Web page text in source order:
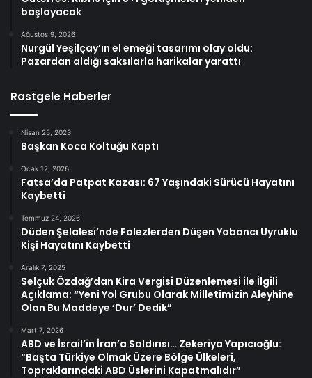
başlayacak
Ağustos 9, 2026
Nurgül Yeşilçay’ın el emeği tasarımı olay oldu:
Pazardan aldığı saksılarla harikalar yarattı
Rastgele Haberler
Nisan 25, 2023
Başkan Koca Koltuğu Kaptı
Ocak 12, 2026
Fatsa’da Patpat Kazası: 67 Yaşındaki Sürücü Hayatını
Kaybetti
Temmuz 24, 2026
Düden Şelalesi’nde Falezlerden Düşen Yabancı Uyruklu
Kişi Hayatını Kaybetti
Aralık 7, 2025
Selçuk Özdağ’dan Kira Vergisi Düzenlemesi ile İlgili
Açıklama: “Yeni Yol Grubu Olarak Milletimizin Aleyhine
Olan Bu Maddeye ‘Dur’ Dedik”
Mart 7, 2026
ABD ve İsrail’in İran’a Saldırısı… Zekeriya Yapıcıoğlu:
“Başta Türkiye Olmak Üzere Bölge Ülkeleri,
Topraklarındaki ABD Üslerini Kapatmalıdır”